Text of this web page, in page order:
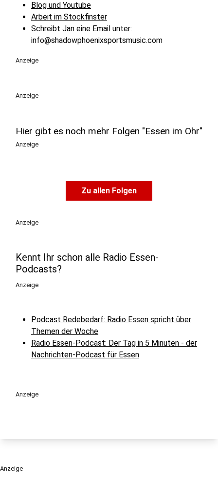
Blog und Youtube
Arbeit im Stockfinster
Schreibt Jan eine Email unter:
info@shadowphoenixsportsmusic.com
Anzeige
Anzeige
Hier gibt es noch mehr Folgen "Essen im Ohr"
Anzeige
Zu allen Folgen
Anzeige
Kennt Ihr schon alle Radio Essen-
Podcasts?
Anzeige
Podcast Redebedarf: Radio Essen spricht über
Themen der Woche
Radio Essen-Podcast: Der Tag in 5 Minuten - der
Nachrichten-Podcast für Essen
Anzeige
Anzeige